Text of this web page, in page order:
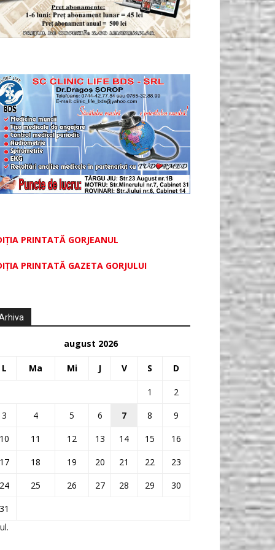
PRINTATĂ GORJEANUL
PRINTATĂ GAZETA GORJULUI
august 2026
L Ma Mi J V S D
1
2
3
4 5 6 7 8
9
11 12 13 14 15
16
18 19 20 21 22
23
25 26 27 28 29
30